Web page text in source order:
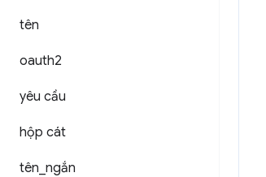
tên
oauth2
yêu cầu
hộp cát
tên ngắn